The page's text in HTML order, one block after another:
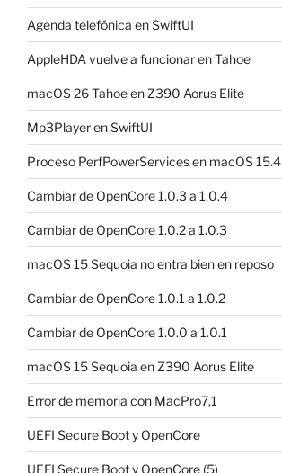
Agenda telefónica en SwiftUI
AppleHDA vuelve a funcionar en Tahoe
macOS 26 Tahoe en Z390 Aorus Elite
Mp3Player en SwiftUI
Proceso PerfPowerServices en macOS 15.4
Cambiar de OpenCore 1.0.3 a 1.0.4
Cambiar de OpenCore 1.0.2 a 1.0.3
macOS 15 Sequoia no entra bien en reposo
Cambiar de OpenCore 1.0.1 a 1.0.2
Cambiar de OpenCore 1.0.0 a 1.0.1
macOS 15 Sequoia en Z390 Aorus Elite
Error de memoria con MacPro7,1
UEFI Secure Boot y OpenCore
UEFI Secure Boot y OpenCore (5)